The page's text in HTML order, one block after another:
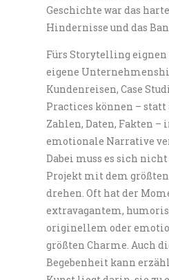
Geschichte war das
Hindernisse und das
Fürs Storytelling
eigene
Kundenreisen, Case
Practices können – statt
Zahlen, Daten, Fakten –
emotionale Narrative
Dabei muss es sich
Projekt mit dem
drehen. Oft hat der
extravagantem,
originellem oder
größten Charme. Auch
Begebenheit kann